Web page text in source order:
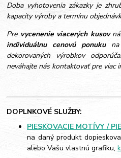
Doba vyhotovenia zákazky je
kapacity výroby a termínu
Pre vycenenie viacerých kusov
individuálnu cenovú ponukuna
dekorovaných výrobkov
neváhajte nás kontaktovať pre viac
DOPLNKOVÉ SLUŽBY:
PIESKOVACIE MOTÍVY /
na daný produkt
alebo Vašu vlastnú grafiku,